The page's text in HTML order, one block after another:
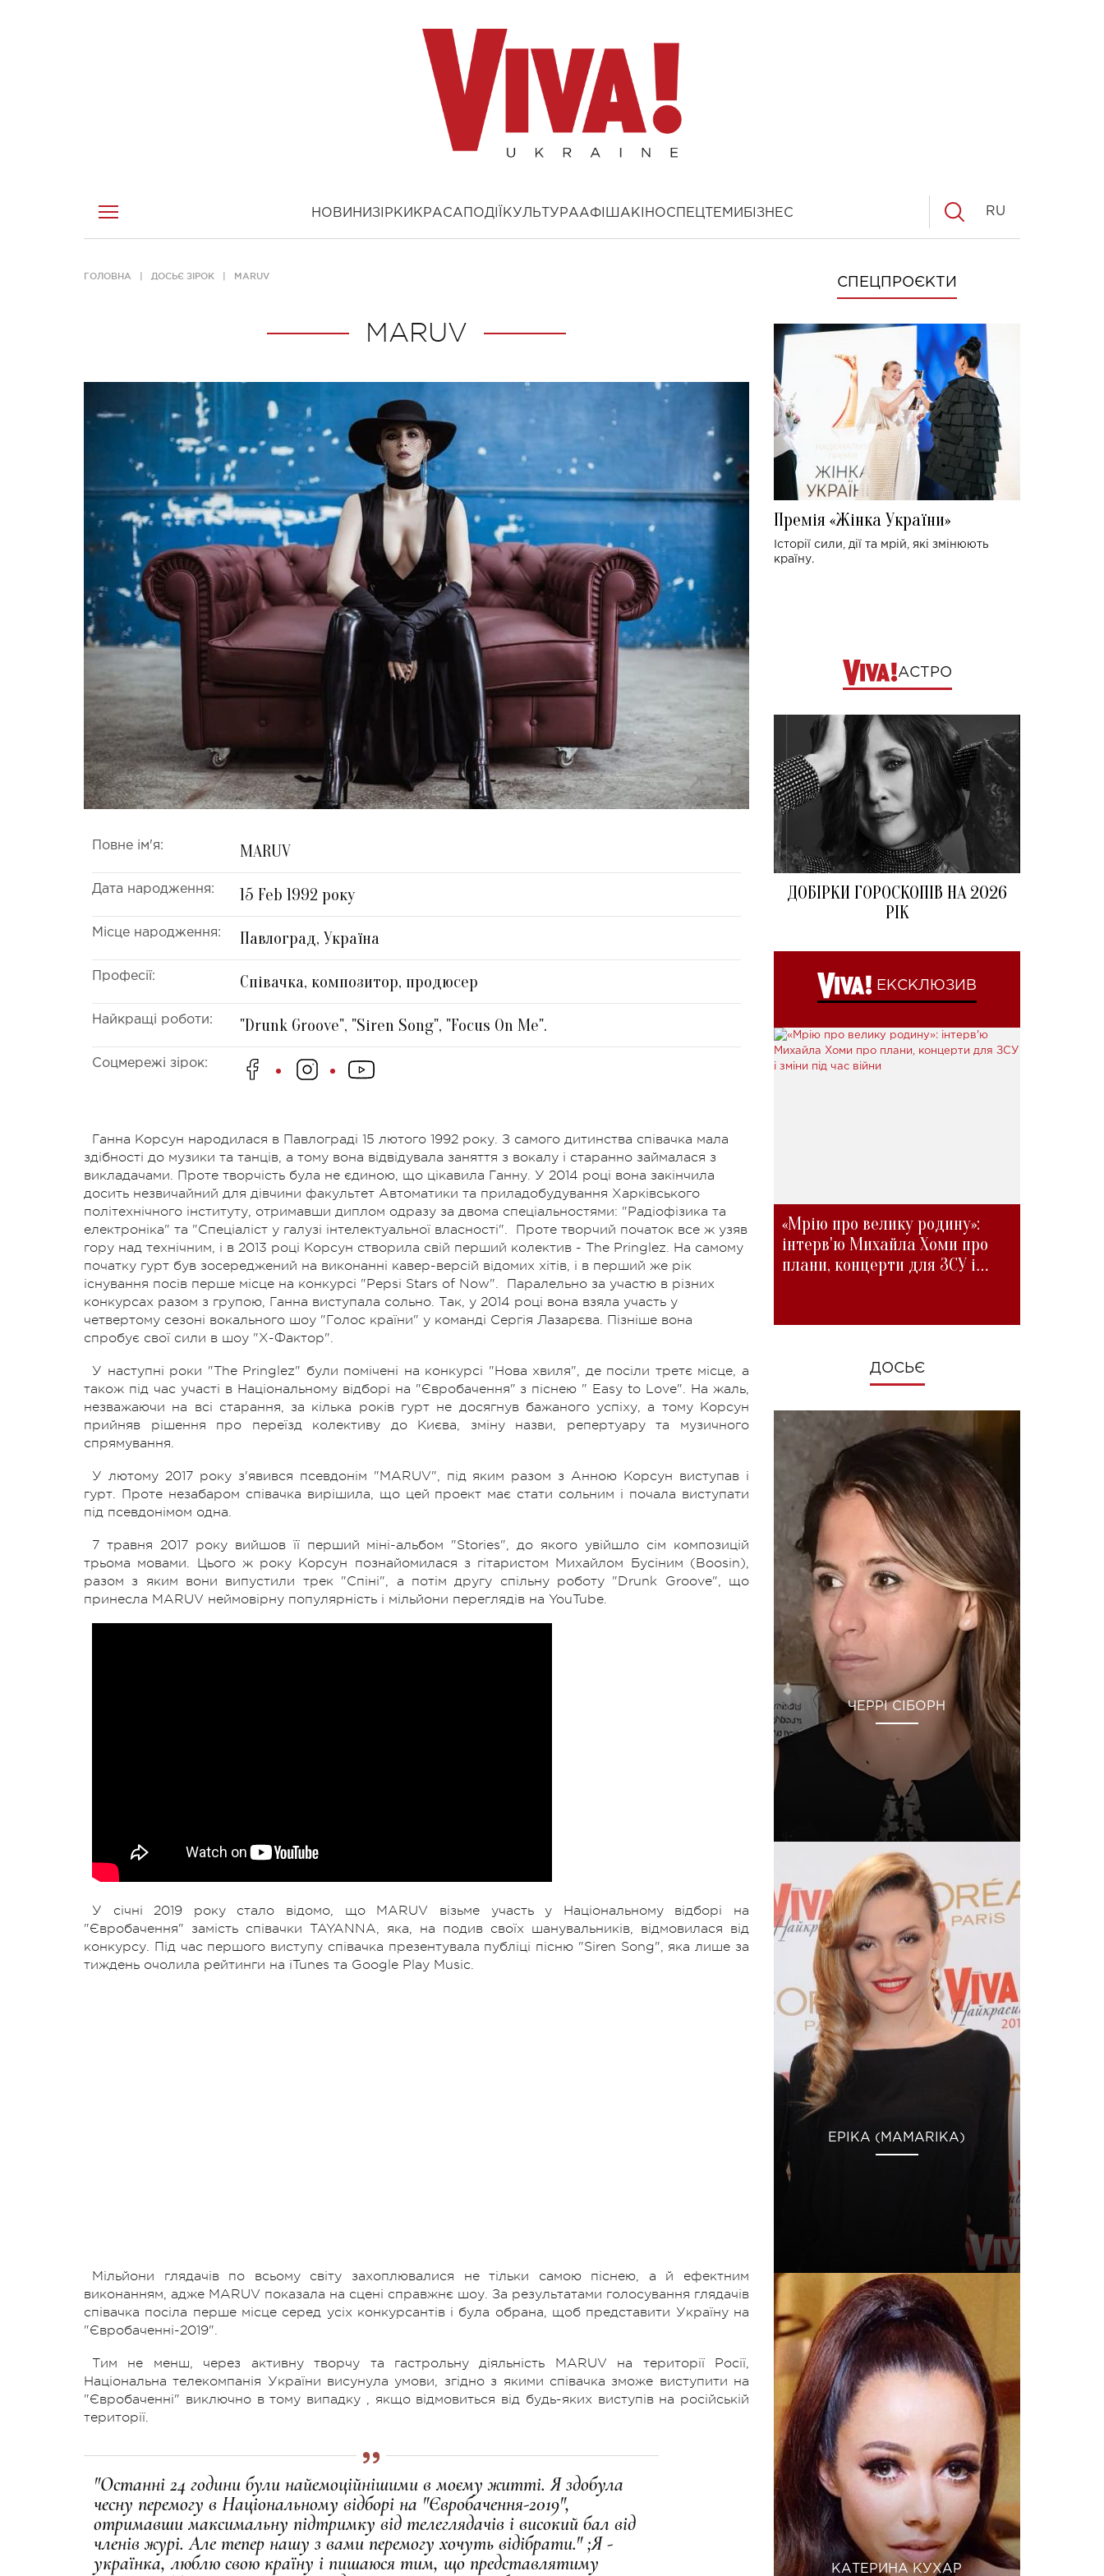
НОВИНИ ЗІРКИ КРАСА ПОДІЇ КУЛЬТУРААФІША КІНОСПЕЦТЕМИ БІЗНЕС RU
ГОЛОВНА ДОСЬЄ ЗІРОК MARUV
MARUV
Повне ім'я: MARUV
Дата народження: 15 Feb 1992 року
Місце народження: Павлоград, Україна
Професії: Співачка, композитор, продюсер
Найкращі роботи: "Drunk Groove", "Siren Song", "Focus On Me".
Соцмережі зірок:
Ганна Корсун народилася в Павлограді 15 лютого 1992 року. З самого дитинства співачка мала
здібності до музики та танців, а тому вона відвідувала заняття з вокалу і старанно займалася з
викладачами. Проте творчість була не єдиною, що цікавила Ганну. У 2014 році вона закінчила
досить незвичайний для дівчини факультет Автоматики та приладобудування Харківського
політехнічного інституту, отримавши диплом одразу за двома спеціальностями: "Радіофізика та
електроніка" та "Спеціаліст у галузі інтелектуальної власності". Проте творчий початок все ж узяв
гору над технічним, і в 2013 році Корсун створила свій перший колектив - The Pringlez. На самому
початку гурт був зосереджений на виконанні кавер-версій відомих хітів, і в перший же рік
існування посів перше місце на конкурсі "Pepsi Stars of Now". Паралельно за участю в різних
конкурсах разом з групою, Ганна виступала сольно. Так, у 2014 році вона взяла участь у
четвертому сезоні вокального шоу "Голос країни" у команді Сергія Лазарєва. Пізніше вона
спробує свої сили в шоу "Х-Фактор".
У наступні роки "The Pringlez" були помічені на конкурсі "Нова хвиля", де посіли третє місце, а
також під час участі в Національному відборі на "Євробачення" з піснею " Easy to Love". На жаль,
незважаючи на всі старання, за кілька років гурт не досягнув бажаного успіху, а тому Корсун
прийняв рішення про переїзд колективу до Києва, зміну назви, репертуару та музичного
спрямування.
У лютому 2017 року з'явився псевдонім "MARUV", під яким разом з Анною Корсун виступав і
гурт. Проте незабаром співачка вирішила, що цей проект має стати сольним і почала виступати
під псевдонімом одна.
7 травня 2017 року вийшов її перший міні-альбом "Stories", до якого увійшло сім композицій
трьома мовами. Цього ж року Корсун познайомилася з гітаристом Михайлом Бусіним (Boosin),
разом з яким вони випустили трек "Спіні", а потім другу спільну роботу "Drunk Groove", що
принесла MARUV неймовірну популярність і мільйони переглядів на YouTube.
У січні 2019 року стало відомо, що MARUV візьме участь у Національному відборі на
"Євробачення" замість співачки TAYANNA, яка, на подив своїх шанувальників, відмовилася від
конкурсу. Під час першого виступу співачка презентувала публіці пісню "Siren Song", яка лише за
тиждень очолила рейтинги на iTunes та Google Play Music.
Мільйони глядачів по всьому світу захоплювалися не тільки самою піснею, а й ефектним
виконанням, адже MARUV показала на сцені справжнє шоу. За результатами голосування глядачів
співачка посіла перше місце серед усіх конкурсантів і була обрана, щоб представити Україну на
"Євробаченні-2019".
Тим не менш, через активну творчу та гастрольну діяльність MARUV на території Росії,
Національна телекомпанія України висунула умови, згідно з якими співачка зможе виступити на
"Євробаченні" виключно в тому випадку , якщо відмовиться від будь-яких виступів на російській
території.
"Останні 24 години були найемоційнішими в моєму житті. Я здобула
чесну перемогу в Національному відборі на "Євробачення-2019",
отримавши максимальну підтримку від телеглядачів і високий бал від
членів журі. Але тепер нашу з вами перемогу хочуть відібрати." ;Я -
українка, люблю свою країну і пишаюся тим, що представлятиму
СПЕЦПРОЄКТИ
Премія «Жінка України»
Історії сили, дії та мрій, які змінюють
країну.
АСТРО
ДОБІРКИ ГОРОСКОПІВ НА 2026
РІК
ЕКСКЛЮЗИВ
«Мрію про велику родину»:
інтерв'ю Михайла Хоми про
плани, концерти для ЗСУ і
ДОСЬЄ
ЧЕРРІ СІБОРН
ЕРІКА (MAMARIKA)
КАТЕРИНА КУХАР